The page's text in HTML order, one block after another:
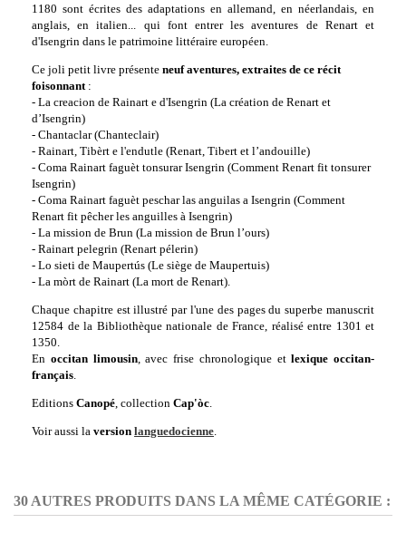
1180 sont écrites des adaptations en allemand, en néerlandais, en
anglais, en italien... qui font entrer les aventures de Renart et
d'Isengrin dans le patrimoine littéraire européen.
Ce joli petit livre présente neuf aventures, extraites de ce récit
foisonnant:
- La creacion de Rainart e d'Isengrin (La création de Renart et
d’Isengrin)
- Chantaclar (Chanteclair)
- Rainart, Tibèrt e l'endutle (Renart, Tibert et l’andouille)
- Coma Rainart faguèt tonsurar Isengrin (Comment Renart fit tonsurer
Isengrin)
- Coma Rainart faguèt peschar las anguilas a Isengrin (Comment
Renart fit pêcher les anguilles à Isengrin)
- La mission de Brun (La mission de Brun l’ours)
- Rainart pelegrin (Renart pélerin)
- Lo sieti de Maupertús (Le siège de Maupertuis)
- La mòrt de Rainart (La mort de Renart).
Chaque chapitre est illustré par l'une des pages du superbe manuscrit
12584 de la Bibliothèque nationale de France, réalisé entre 1301 et
1350.
En occitan limousin, avec frise chronologique etlexique occitan-
français.
Editions Canopé, collection Cap'òc.
Voir aussi la version languedocienne.
30 AUTRES PRODUITS DANS LA MÊME CATÉGORIE :